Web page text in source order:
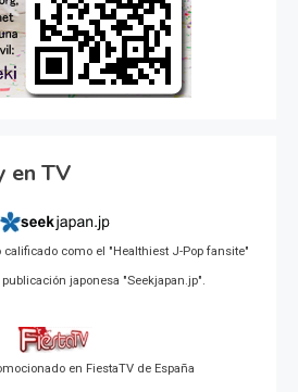
en TV
calificado como el "Healthiest J-Pop fansite"
japonesa "Seekjapan.jp".
en FiestaTV de España